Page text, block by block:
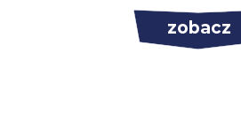
zobacz